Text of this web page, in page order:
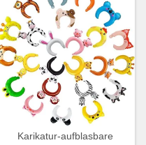
Karikatur-aufblasbare